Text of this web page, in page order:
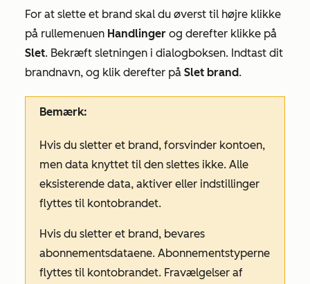
For at slette et brand skal du øverst til højre klikke
på rullemenuen Handlinger og derefter klikke på
Slet. Bekræft sletningen i dialogboksen. Indtast dit
brandnavn, og klik derefter på Slet brand.
Bemærk:
Hvis du sletter et brand, forsvinder kontoen,
men data knyttet til den slettes ikke. Alle
eksisterende data, aktiver eller indstillinger
flyttes til kontobrandet.
Hvis du sletter et brand, bevares
abonnementsdataene. Abonnementstyperne
flyttes til kontobrandet. Fravælgelser af